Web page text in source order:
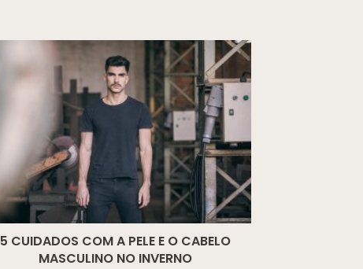
5 CUIDADOS COM A PELE E O CABELO
MASCULINO NO INVERNO